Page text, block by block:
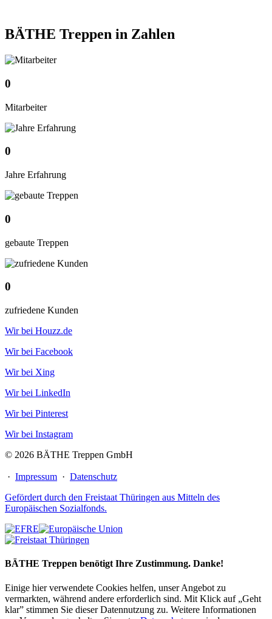
BÄTHE Treppen in Zahlen
0
Mitarbeiter
0
Jahre Erfahrung
0
gebaute Treppen
0
zufriedene Kunden
Wir bei Houzz.de
Wir bei Facebook
Wir bei Xing
Wir bei LinkedIn
Wir bei Pinterest
Wir bei Instagram
© 2026 BÄTHE Treppen GmbH
· Impressum · Datenschutz
Gefördert durch den Freistaat Thüringen aus Mitteln des
Europäischen Sozialfonds.
BÄTHE Treppen benötigt Ihre Zustimmung. Danke!
Einige hier verwendete Cookies helfen, unser Angebot zu
vermarkten, während andere erforderlich sind. Mit Klick auf „Geht
klar” stimmen Sie dieser Datennutzung zu. Weitere Informationen